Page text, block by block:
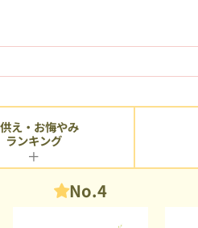
No.4
え・お悔やみ
ランキング